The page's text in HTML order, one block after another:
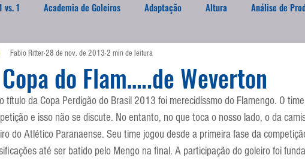
vs. 1 Academia de Goleiros Adaptação Altura Análise de
Blogoleiro da Semana Brasileirão
Copa do Mundo Curso Defesa da Semana Deslocamento
Equipamentos Escola Alemã Escola Americana Escola Argentina
do Flam…..de Weverton
Fabio Ritter28 de nov. de 2013 2 min de leitura
título da Copa Perdigão do Brasil 2013 foi merecidíssmo do Flamengo. O
e isso não se discute. No entanto, no que toca o nosso lado, o da
do Atlético Paranaense. Seu time jogou desde a primeira fase da
até ser batido pelo Mengo na final. A participação do goleiro foi